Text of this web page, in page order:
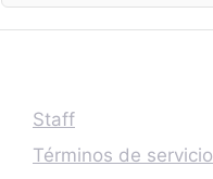
Staff
Términos de servicio